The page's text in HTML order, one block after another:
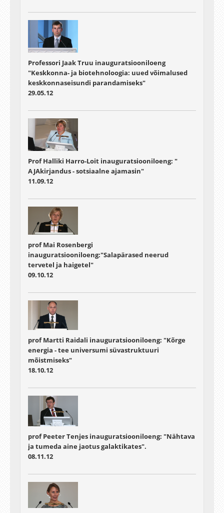
Professori Jaak Truu inauguratsiooniloeng
"Keskkonna- ja biotehnoloogia: uued võimalused
keskkonnaseisundi parandamiseks"
29.05.12
Prof Halliki Harro-Loit inauguratsiooniloeng: "
AJAkirjandus - sotsiaalne ajamasin"
11.09.12
prof Mai Rosenbergi
inauguratsiooniloeng:"Salapärased neerud
tervetel ja haigetel"
09.10.12
prof Martti Raidali inauguratsiooniloeng: "Kõrge
energia - tee universumi süvastruktuuri
mõistmiseks"
18.10.12
prof Peeter Tenjes inauguratsiooniloeng: "Nähtava
ja tumeda aine jaotus galaktikates".
08.11.12